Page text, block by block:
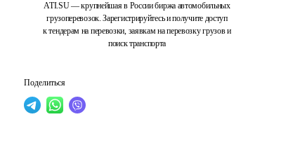
ATI.SU — крупнейшая в России биржа автомобильных
грузоперевозок. Зарегистрируйтесь и получите доступ
к тендерам на перевозки, заявкам на перевозку грузов и
поиск транспорта
Поделиться